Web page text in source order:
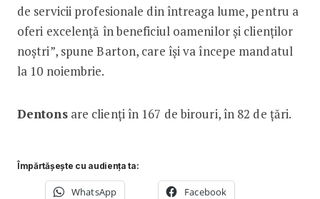
de servicii profesionale din întreaga lume, pentru a
oferi excelență în beneficiul oamenilor și clienților
noștri”, spune Barton, care își va începe mandatul
la 10 noiembrie.
Dentonsare clienți în 167 de birouri, în 82 de țări.
Împărtășește cu audiența ta:
WhatsApp Facebook